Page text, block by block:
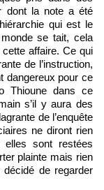
dont la note a été
qui est le
se tait, cela
affaire. Ce qui
de l’instruction,
dangereux pour ce
Thioune dans ce
s’il y aura des
de l’enquête
ne diront rien
elles sont restées
plainte mais rien
de regarder